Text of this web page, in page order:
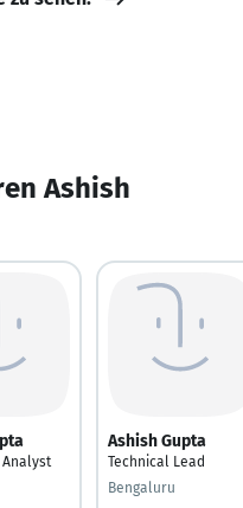
Ashish
Analyst
Ashish Gupta
Technical Lead
Bengaluru